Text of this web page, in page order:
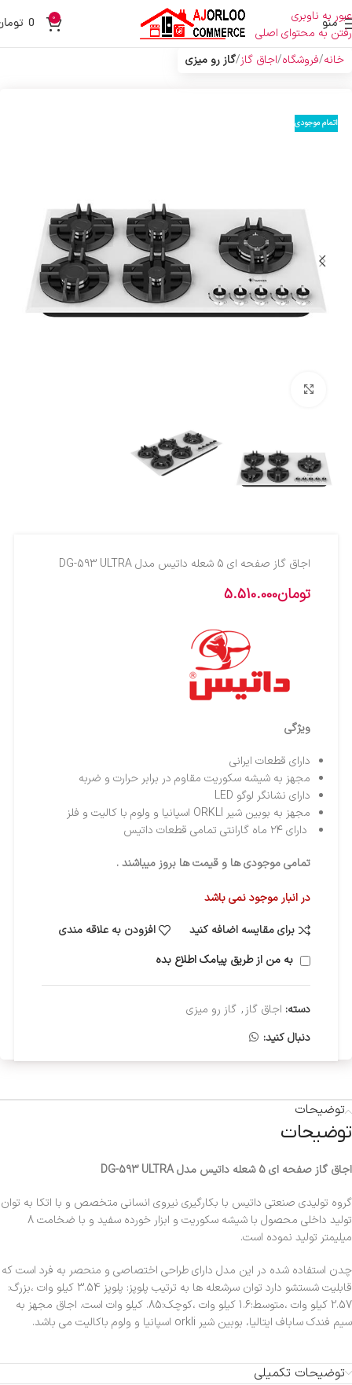
عبور به ناوبری
رفتن به محتوای اصلی
منو 0
0
خانه فروشگاه اجاق گاز گاز رو میزی
اتمام موجودی
اجاق گاز صفحه ای 5 شعله داتیس مدل DG-593 ULTRA
تومان5.510.000
ویژگی
دارای قطعات ایرانی
مجهز به شیشه سکوریت مقاوم در برابر حرارت و ضربه
دارای نشانگر لوگو LED
مجهز به بوبین شیر ORKLI اسپانیا و ولوم با کالیت و فلز
دارای ٢۴ ماه گارانتی تمامی قطعات داتیس
تمامی موجودی ها و قیمت ها بروز میباشند .
در انبار موجود نمی باشد
برای مقایسه اضافه کنید
افزودن به علاقه مندی
به من از طریق پیامک اطلاع بده
دسته: اجاق گاز , گاز رو میزی
دنبال کنید:
توضیحات
توضیحات
اجاق گاز صفحه ای 5 شعله داتیس مدل DG-593 ULTRA
گروه تولیدی صنعتی داتیس با بکارگیری نیروی انسانی متخصص و با اتکا به توان
تولید داخلی محصول با شیشه سکوریت و ابزار خورده سفید و با ضخامت 8
میلیمتر تولید نموده است.
چدن استفاده شده در این مدل دارای طراحی اختصاصی و منحصر به فرد است که
قابلیت شستشو دارد توان سرشعله ها به ترتیب پلوپز: پلوپز 3.54 کیلو وات ،بزرگ:
2.57 کیلو وات ،متوسط:1.6 کیلو وات ،کوچک:85. کیلو وات است. اجاق مجهز به
سیم فندک ساباف ایتالیا، بوبین شیر orkli اسپانیا و ولوم باکالیت می باشد.
توضیحات تکمیلی